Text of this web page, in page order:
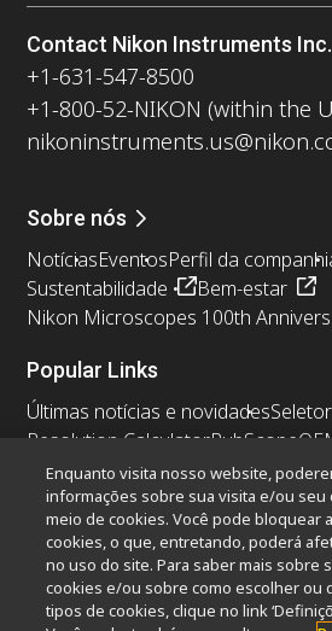
Contact Nikon Instruments Inc.
+1-631-547-8500
+1-800-52-NIKON (within the
Sobre nós
NotíciasEventosPerfil da
Sustentabilidade
Bem-estar
Nikon Microscopes 100th
Popular Links
Últimas notícias e novidades
Resolution CalculatorPubScope
Nikon Small World
MicroscopyU
Outros produtos Nikon
Produtos de imagem
Microscopia industriais e
Sistemas de litografia
Enquanto visita nosso website,
informações sobre sua visita e/ou
meio de cookies. Você pode bloquear
cookies, o que, entretando, poderá
no uso do site. Para saber mais sobre
cookies e/ou sobre como escolher ou
tipos de cookies, clique no link